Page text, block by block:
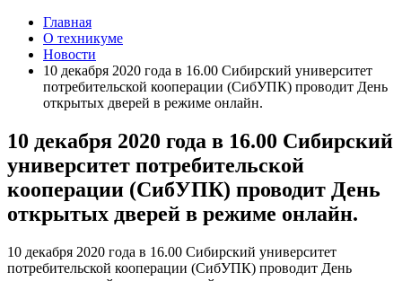
Главная
О техникуме
Новости
10 декабря 2020 года в 16.00 Сибирский университет
потребительской кооперации (СибУПК) проводит День
открытых дверей в режиме онлайн.
10 декабря 2020 года в 16.00 Сибирский
университет потребительской
кооперации (СибУПК) проводит День
открытых дверей в режиме онлайн.
10 декабря 2020 года в 16.00 Сибирский университет
потребительской кооперации (СибУПК) проводит День